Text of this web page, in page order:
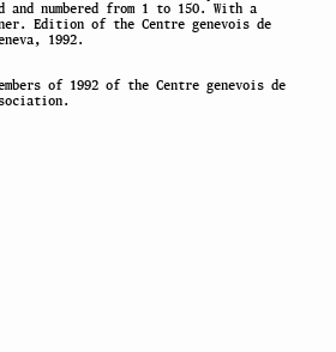
and numbered from 1 to 150. With a
Edition of the Centre genevois de
1992.
of 1992 of the Centre genevois de